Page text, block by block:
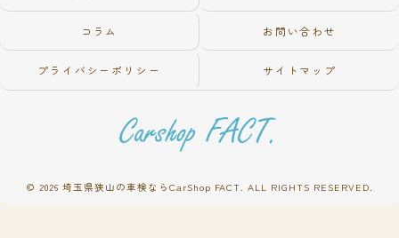
コラム お問い合わせ
プライバシーポリシー サイトマップ
© 2026 埼玉県狭山の車検ならCarShop FACT. ALL RIGHTS RESERVED.